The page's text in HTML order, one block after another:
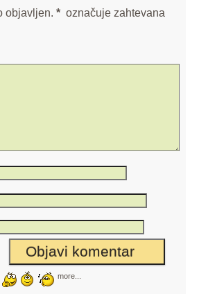
objavljen. * označuje zahtevana
more...